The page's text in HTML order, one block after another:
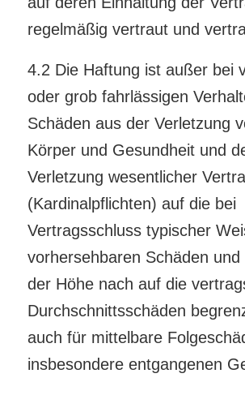
regelmäßig vertraut und
4.2 Die Haftung ist außer bei
oder grob fahrlässigen
Schäden aus der Verletzung
Körper und Gesundheit und
Verletzung wesentlicher
(Kardinalpflichten) auf die bei
Vertragsschluss typischer
vorhersehbaren Schäden und
der Höhe nach auf die
Durchschnittsschäden
auch für mittelbare
insbesondere entgangenen